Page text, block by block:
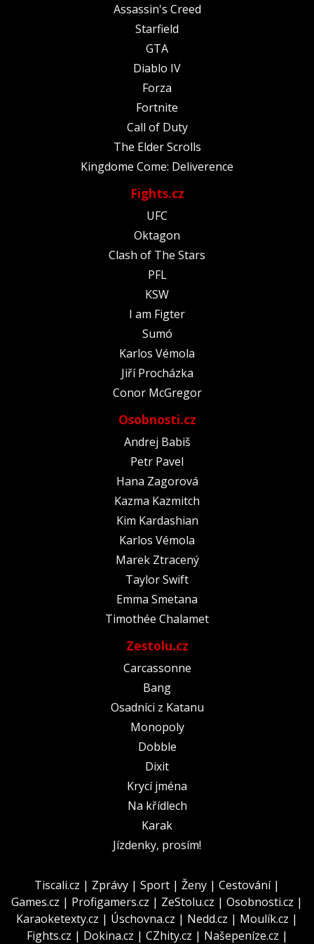
Assassin's Creed
Starfield
GTA
Diablo IV
Forza
Fortnite
Call of Duty
The Elder Scrolls
Kingdome Come: Deliverence
Fights.cz
UFC
Oktagon
Clash of The Stars
PFL
KSW
I am Figter
Sumó
Karlos Vémola
Jiří Procházka
Conor McGregor
Osobnosti.cz
Andrej Babiš
Petr Pavel
Hana Zagorová
Kazma Kazmitch
Kim Kardashian
Karlos Vémola
Marek Ztracený
Taylor Swift
Emma Smetana
Timothée Chalamet
Zestolu.cz
Carcassonne
Bang
Osadníci z Katanu
Monopoly
Dobble
Dixit
Krycí jména
Na křídlech
Karak
Jízdenky, prosím!
Tiscali.cz | Zprávy | Sport | Ženy | Cestování|
Games.cz | Profigamers.cz | ZeStolu.cz | Osobnosti.cz |
Karaoketexty.cz | Úschovna.cz | Nedd.cz | Moulík.cz |
Fights.cz | Dokina.cz | CZhity.cz | Našepeníze.cz |